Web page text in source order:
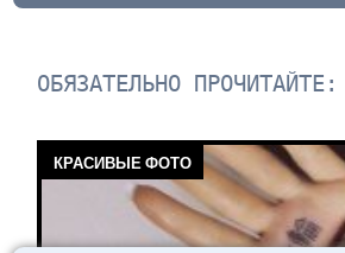
ОБЯЗАТЕЛЬНО ПРОЧИТАЙТЕ:
КРАСИВЫЕ ФОТО